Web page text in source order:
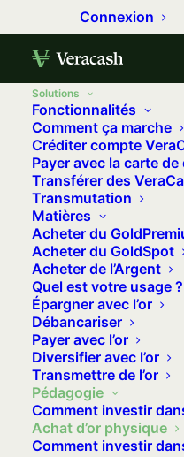
Connexion
Solutions
Fonctionnalités
Comment ça marche
Créditer compte
Payer avec la carte de
Transférer des
Transmutation
Matières
Acheter du
Acheter du GoldSpot
Acheter de l’Argent
Quel est votre usage ?
Épargner avec l’or
Débancariser
Payer avec l’or
Diversifier avec l’or
Transmettre de l’or
Pédagogie
Comment investir
Achat d’or physique
Comment investir
Accueil
Comment
Achat d’or physique
Comment
euro ?
Veracash, négociant
2012, propose l’achat
physique
achetez des fractions
de bijoux qui sont
grammes d’or sont